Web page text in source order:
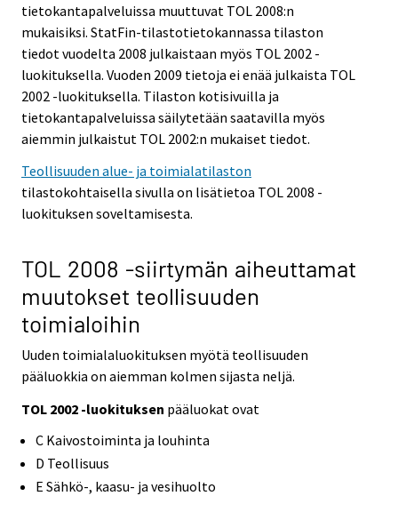
tietokantapalveluissa muuttuvat TOL 2008:n
mukaisiksi. StatFin-tilastotietokannassa tilaston
tiedot vuodelta 2008 julkaistaan myös TOL 2002 -
luokituksella. Vuoden 2009 tietoja ei enää julkaista TOL
2002 -luokituksella. Tilaston kotisivuilla ja
tietokantapalveluissa säilytetään saatavilla myös
aiemmin julkaistut TOL 2002:n mukaiset tiedot.
Teollisuuden alue- ja toimialatilaston
tilastokohtaisella sivulla on lisätietoa TOL 2008 -
luokituksen soveltamisesta.
TOL 2008 -siirtymän aiheuttamat
muutokset teollisuuden
toimialoihin
Uuden toimialaluokituksen myötä teollisuuden
pääluokkia on aiemman kolmen sijasta neljä.
TOL 2002 -luokituksen pääluokat ovat
C Kaivostoiminta ja louhinta
D Teollisuus
E Sähkö-, kaasu- ja vesihuolto